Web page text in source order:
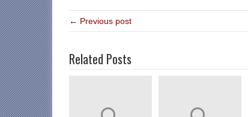
← Previous post
Related Posts